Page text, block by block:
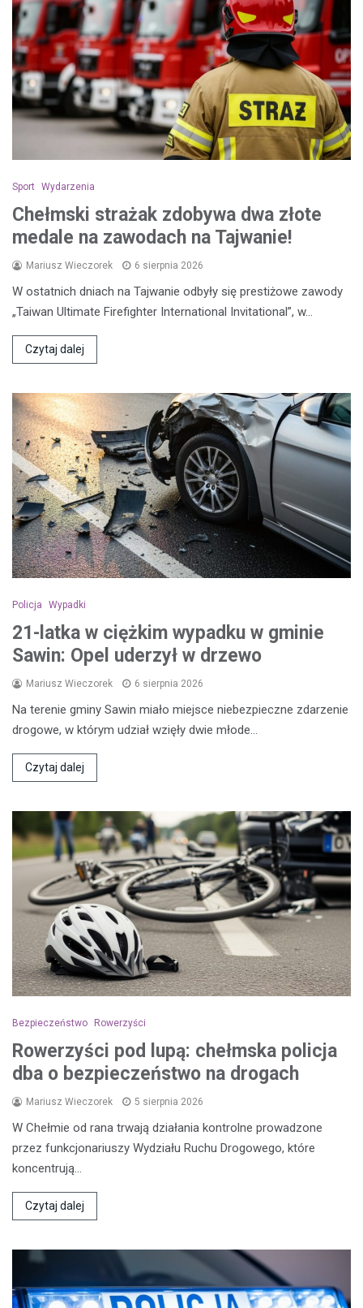
Sport Wydarzenia
Chełmski strażak zdobywa dwa złote
medale na zawodach na Tajwanie!
Mariusz Wieczorek 6 sierpnia 2026
W ostatnich dniach na Tajwanie odbyły się prestiżowe zawody
„Taiwan Ultimate Firefighter International Invitational”, w…
Czytaj dalej
Policja Wypadki
21-latka w ciężkim wypadku w gminie
Sawin: Opel uderzył w drzewo
Mariusz Wieczorek 6 sierpnia 2026
Na terenie gminy Sawin miało miejsce niebezpieczne zdarzenie
drogowe, w którym udział wzięły dwie młode…
Czytaj dalej
Bezpieczeństwo Rowerzyści
Rowerzyści pod lupą: chełmska policja
dba o bezpieczeństwo na drogach
Mariusz Wieczorek 5 sierpnia 2026
W Chełmie od rana trwają działania kontrolne prowadzone
przez funkcjonariuszy Wydziału Ruchu Drogowego, które
koncentrują…
Czytaj dalej